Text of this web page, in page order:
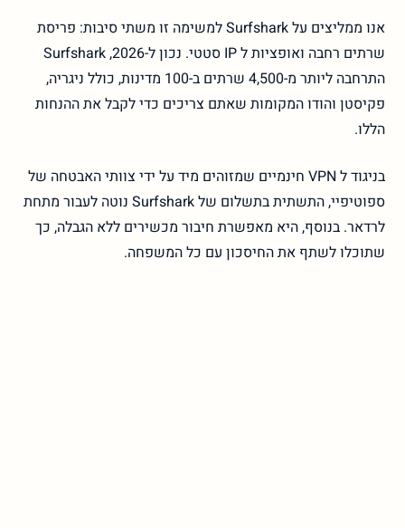
אנו ממליצים על Surfshark למשימה זו משתי סיבות: פריסת
שרתים רחבה ואופציות ל IP סטטי. נכון ל-2026, Surfshark
התרחבה ליותר מ-4,500 שרתים ב-100 מדינות, כולל ניגריה,
פקיסטן והודו המקומות שאתם צריכים כדי לקבל את ההנחות
הללו.
בניגוד ל VPN חינמיים שמזוהים מיד על ידי צוותי האבטחה של
ספוטיפיי, התשתית בתשלום של Surfshark נוטה לעבור מתחת
לרדאר. בנוסף, היא מאפשרת חיבור מכשירים ללא הגבלה, כך
שתוכלו לשתף את החיסכון עם כל המשפחה.